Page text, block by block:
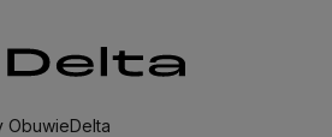
ObuwieDelta